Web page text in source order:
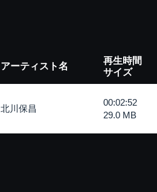
アーティスト名
再生時間
サイズ
北川保昌
00:02:52
29.0 MB